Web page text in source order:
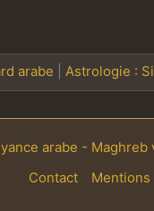
arabe Astrologie :
arabe -
Contact
Mentions